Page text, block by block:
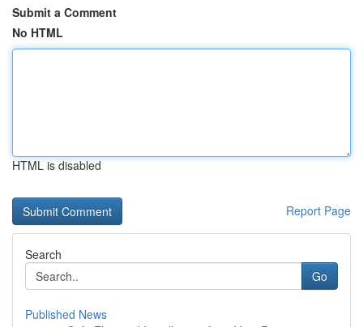
Submit a Comment
No HTML
HTML is disabled
Report Page
Search
Go
Published News